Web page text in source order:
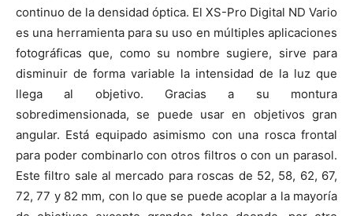
continuo de la densidad óptica. El XS-Pro Digital ND Vario
es una herramienta para su uso en múltiples aplicaciones
fotográficas que, como su nombre sugiere, sirve para
disminuir de forma variable la intensidad de la luz que
llega al objetivo. Gracias a su montura
sobredimensionada, se puede usar en objetivos gran
angular. Está equipado asimismo con una rosca frontal
para poder combinarlo con otros filtros o con un parasol.
Este filtro sale al mercado para roscas de 52, 58, 62, 67,
72, 77 y 82 mm, con lo que se puede acoplar a la mayoría